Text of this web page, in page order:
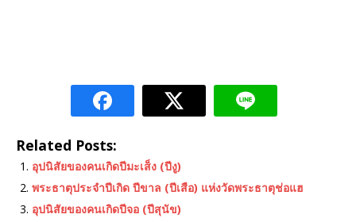
Related Posts:
อุปนิสัยของคนเกิดปีมะเส็ง (ปีงู)
พระธาตุประจําปีเกิด ปีขาล (ปีเสือ) แห่งวัดพระธาตุช่อแฮ
อุปนิสัยของคนเกิดปีจอ (ปีสุนัข)